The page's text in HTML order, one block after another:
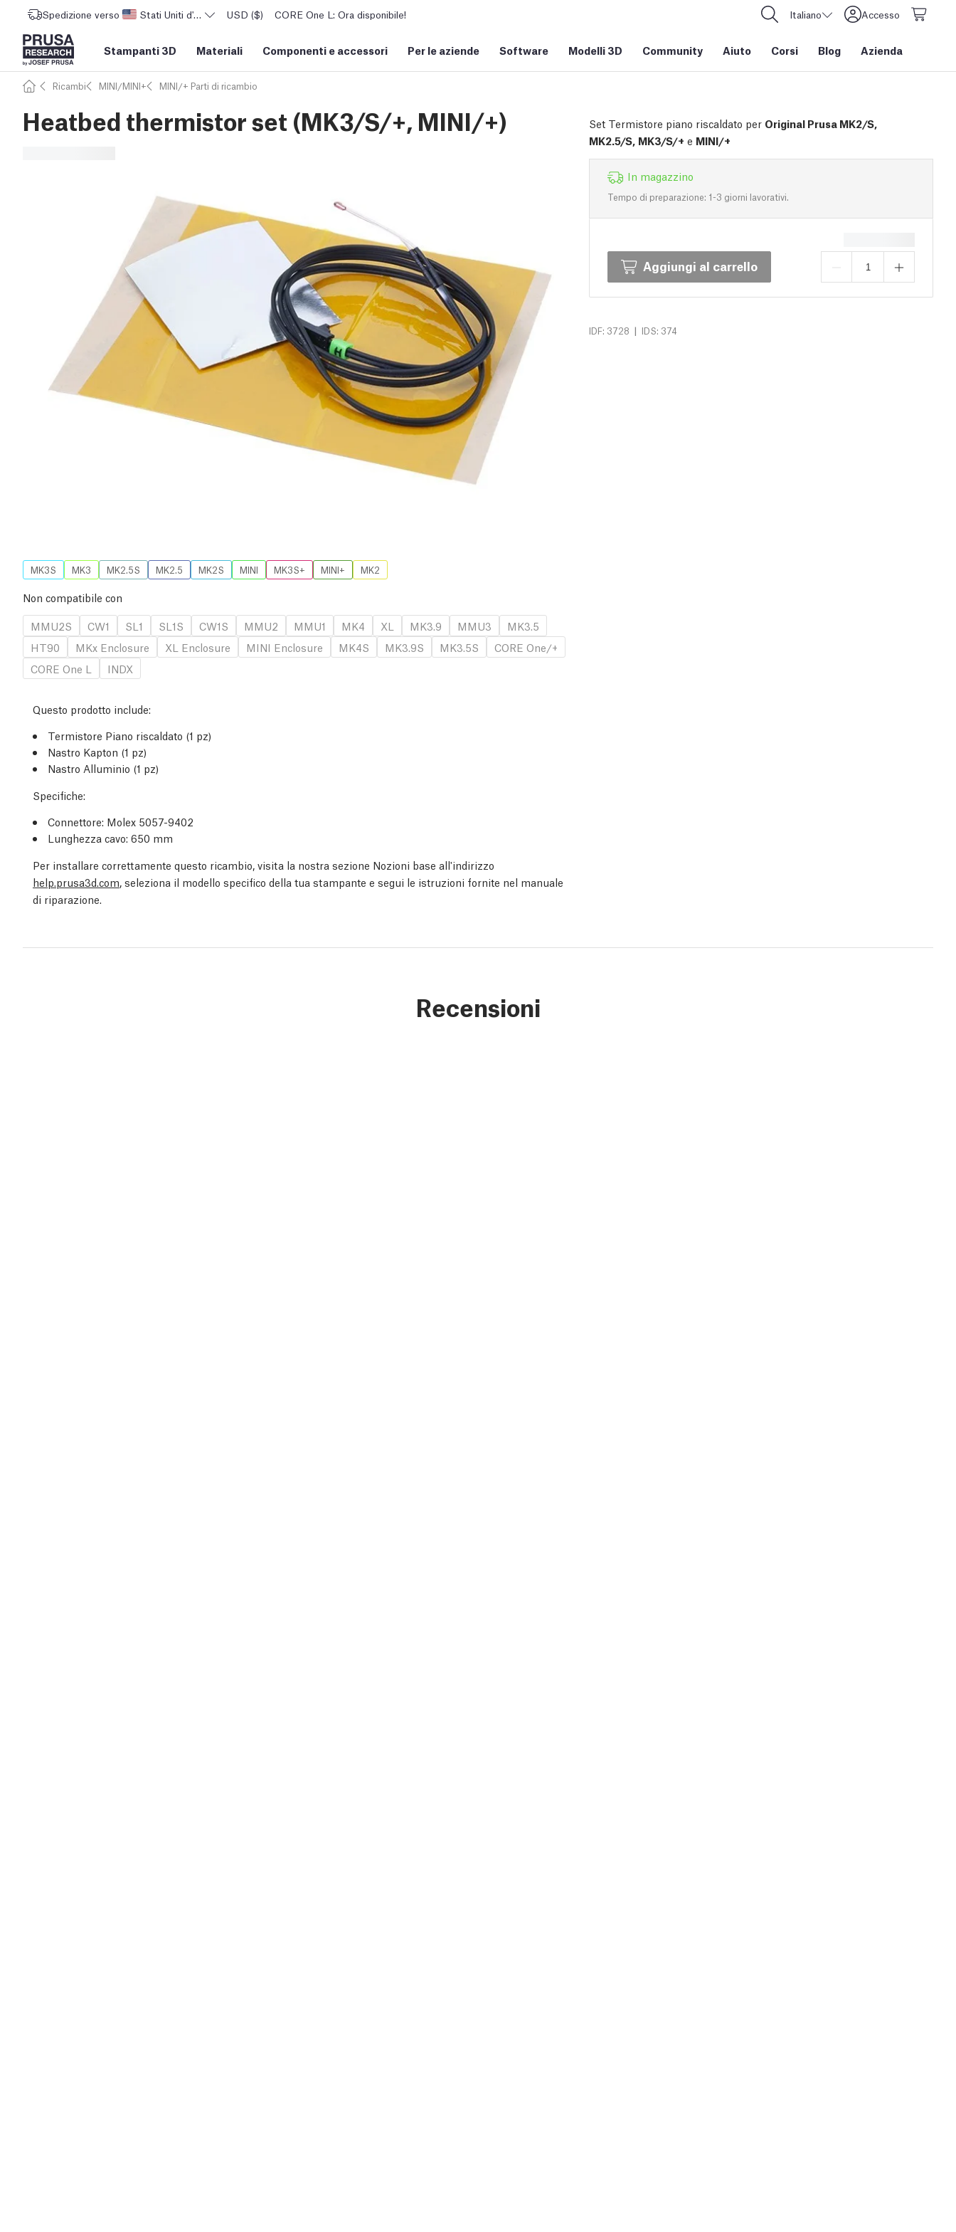
Spedizione verso Stati Uniti d'AmericaUSD ($) CORE One L: Ora disponibile! Italiano Accesso
Stampanti 3D Materiali Componenti e accessori Per le aziende Software Modelli 3D Community Aiuto Corsi Blog Azienda
Ricambi MINI/MINI+ MINI/+ Parti di ricambio
Heatbed thermistor set (MK3/S/+, MINI/+) Set Termistore piano riscaldato per Original Prusa MK2/S,
MK2.5/S, MK3/S/+ e MINI/+
In magazzino
Tempo di preparazione: 1-3 giorni lavorativi.
Aggiungi al carrello
IDF: 3728 | IDS: 374
MK3S MK3 MK2.5S MK2.5 MK2S MINI MK3S+ MINI+ MK2
Non compatibile con
MMU2S
CW1 SL1 SL1S CW1S MMU2 MMU1 MK4 XL MK3.9 MMU3
MK3.5
HT90
MKx Enclosure XL Enclosure MINI Enclosure MK4S MK3.9S MK3.5S
CORE One/+
CORE One L
INDX
Questo prodotto include:
Termistore Piano riscaldato (1 pz)
Nastro Kapton (1 pz)
Nastro Alluminio (1 pz)
Specifiche:
Connettore: Molex 5057-9402
Lunghezza cavo: 650 mm
Per installare correttamente questo ricambio, visita la nostra sezione Nozioni base all'indirizzo
help.prusa3d.com, seleziona il modello specifico della tua stampante e segui le istruzioni fornite nel manuale
di riparazione.
Recensioni